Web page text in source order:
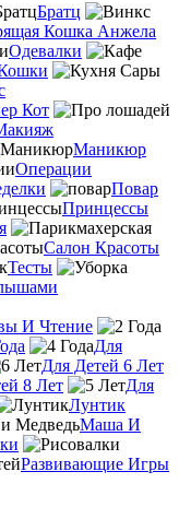
Братц
Кошка Анжела
Одевалки
Кот
Маникюр
Операции
Повар
Принцессы
Салон Красоты
Тесты
И Чтение
Для
Для Детей 6 Лет
8 Лет
Для
Лунтик
Маша И
Развивающие Игры